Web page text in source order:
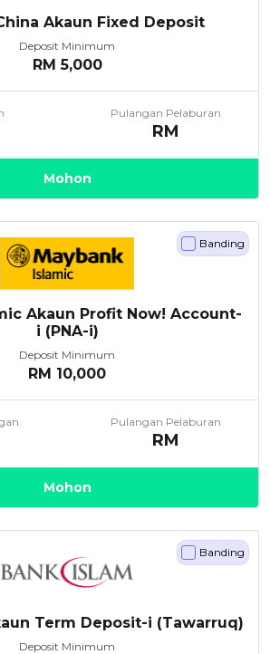
Akaun Fixed Deposit
Deposit Minimum
RM 5,000
Pulangan Pelaburan
RM
Mohon
Akaun Profit Now! Account-
i (PNA-i)
Deposit Minimum
RM 10,000
Pulangan Pelaburan
RM
Banding
Mohon
Term Deposit-i (Tawarruq)
Deposit Minimum
Banding